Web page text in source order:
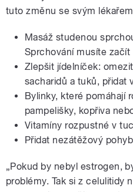
tuto změnu se svým
Masáž studenou
Sprchování musíte začít
Zlepšit jídelníček:
sacharidů a tuků, přidat
Bylinky, které pomáhají
pampelišky, kopřiva
Vitamíny rozpustné v
Přidat nezátěžový
„Pokud by nebyl estrogen,
problémy. Tak si z celulitidy